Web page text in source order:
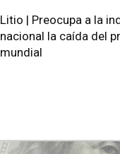
Litio | Preocupa a la
nacional la caída del
mundial